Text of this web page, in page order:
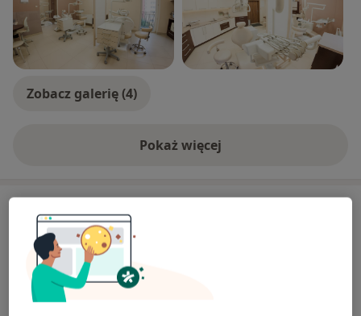
Zobacz galerię (4)
Pokaż więcejo doświadczeniu
Chirurgia stomatologiczna
Od 300 zł Szczegóły